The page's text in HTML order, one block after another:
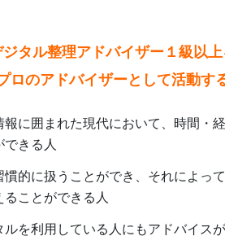
ジタル整理アドバイザー１級以
ロのアドバイザーとして活動す
報に囲まれた現代において、時間・
できる人
慣的に扱うことができ、それによっ
ることができる人
ルを利用している人にもアドバイス